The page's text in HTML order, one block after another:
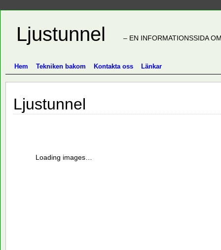
Ljustunnel – EN INFORMATIONSSIDA
Hem Tekniken bakom Kontakta oss Länkar
Ljustunnel
Loading images…